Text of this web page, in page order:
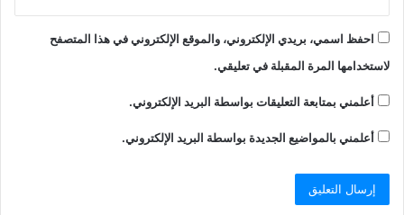
احفظ اسمي، بريدي الإلكتروني، والموقع الإلكتروني في هذا المتصفح
لاستخدامها المرة المقبلة في تعليقي.
أعلمني بمتابعة التعليقات بواسطة البريد الإلكتروني.
أعلمني بالمواضيع الجديدة بواسطة البريد الإلكتروني.